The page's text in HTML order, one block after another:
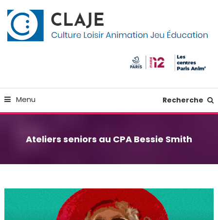
To
Content
Menu Recherche
Ateliers seniors au CPA Bessie Smith